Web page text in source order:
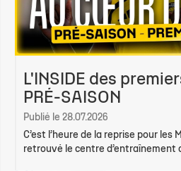
L'INSIDE des
PRÉ-SAISON
Publié le 28.07.2026
C’est l’heure de la reprise pour les
retrouvé le centre d’entraînement